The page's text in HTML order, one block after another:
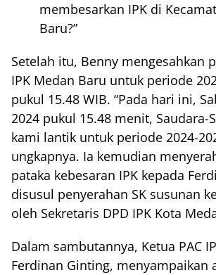
membesarkan IPK di
Baru?”
Setelah itu, Benny mengesahkan
IPK Medan Baru untuk periode
pukul 15.48 WIB. “Pada hari ini,
2024 pukul 15.48 menit, Saudara-
kami lantik untuk periode 2024-
ungkapnya. Ia kemudian
pataka kebesaran IPK kepada
disusul penyerahan SK susunan
oleh Sekretaris DPD IPK Kota
Dalam sambutannya, Ketua PAC
Ferdinan Ginting, menyampaikan